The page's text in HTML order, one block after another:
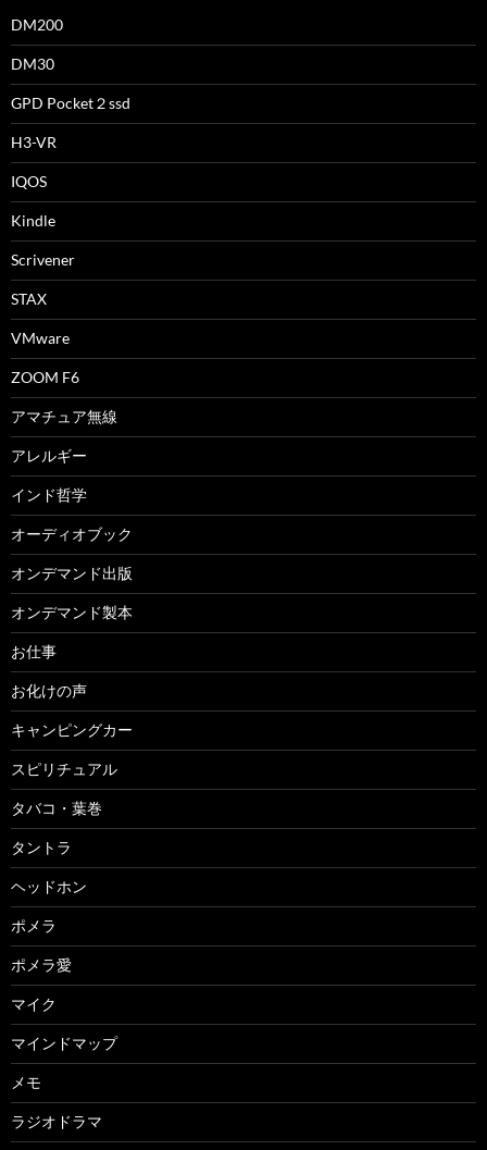
DM200
DM30
GPD Pocket２ssd
H3-VR
IQOS
Kindle
Scrivener
STAX
VMware
ZOOM F6
アマチュア無線
アレルギー
インド哲学
オーディオブック
オンデマンド出版
オンデマンド製本
お仕事
お化けの声
キャンピングカー
スピリチュアル
タバコ・葉巻
タントラ
ヘッドホン
ポメラ
ポメラ愛
マイク
マインドマップ
メモ
ラジオドラマ